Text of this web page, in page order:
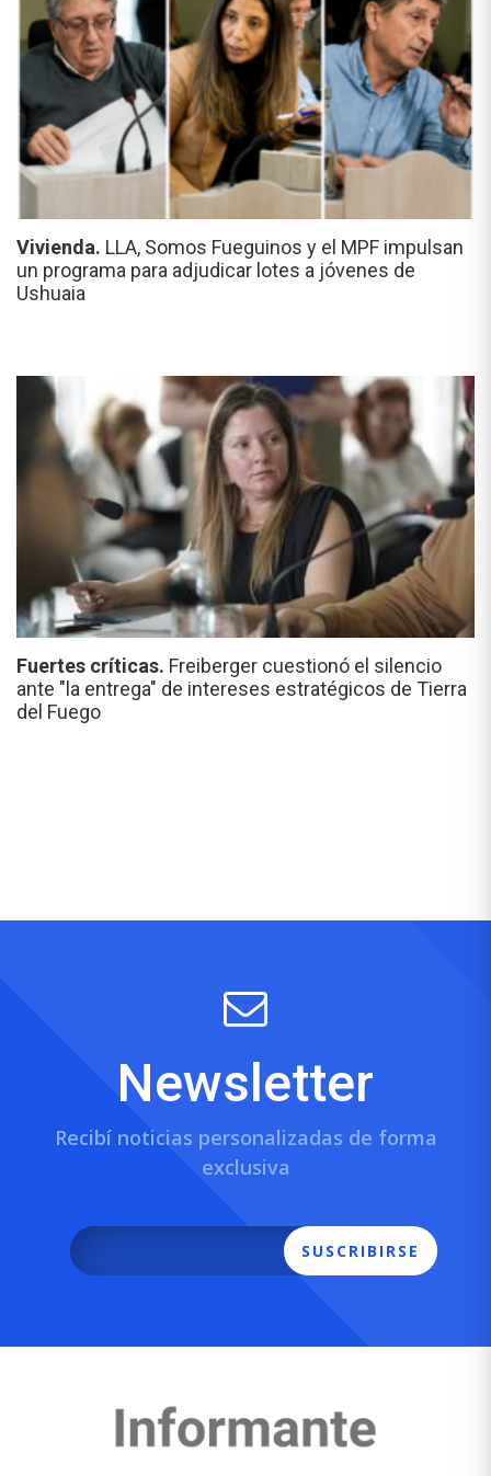
Vivienda. LLA, Somos Fueguinos y el MPF impulsan
un programa para adjudicar lotes a jóvenes de
Ushuaia
Fuertes críticas. Freiberger cuestionó el silencio
ante "la entrega" de intereses estratégicos de Tierra
del Fuego
Newsletter
Recibí noticias personalizadas de forma
exclusiva
SUSCRIBIRSE